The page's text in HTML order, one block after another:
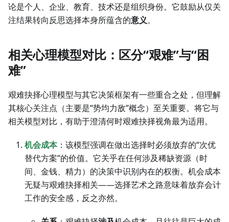
论是个人、企业、教育、技术还是组织身份。它鼓励从仅关
注结果转向反思选择本身所蕴含的意义。
相关心理模型对比：区分“艰难”与“困
难”
艰难抉择心理模型与其它决策框架有一些重合之处，但理解
其核心关注点（主要是“势均力敌”概念）至关重要。将它与
相关模型对比，有助于澄清何时艰难抉择视角最为适用。
机会成本：该模型强调在做出选择时必须放弃的“次优
替代方案”的价值。它关乎在任何涉及稀缺资源（时
间、金钱、精力）的决策中识别内在的权衡。机会成本
无疑与艰难抉择相关——选择艺术之路意味着放弃会计
工作的安全感，反之亦然。